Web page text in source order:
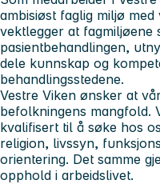
ambisiøst faglig miljø
vektlegger at fagmiljøene
pasientbehandlingen,
dele kunnskap og
behandlingsstedene.
Vestre Viken ønsker at
befolkningens
kvalifisert til å søke hos
religion, livssyn,
orientering. Det samme
opphold i arbeidslivet.